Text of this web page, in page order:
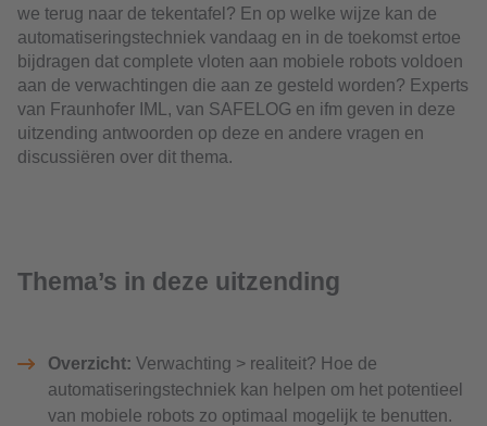
we terug naar de tekentafel? En op welke wijze kan de
automatiseringstechniek vandaag en in de toekomst ertoe
bijdragen dat complete vloten aan mobiele robots voldoen
aan de verwachtingen die aan ze gesteld worden? Experts
van Fraunhofer IML, van SAFELOG en ifm geven in deze
uitzending antwoorden op deze en andere vragen en
discussiëren over dit thema.
Thema’s in deze uitzending
Overzicht: Verwachting > realiteit? Hoe de
automatiseringstechniek kan helpen om het potentieel
van mobiele robots zo optimaal mogelijk te benutten.